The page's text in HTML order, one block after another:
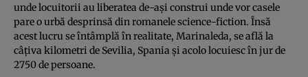
unde locuitorii au liberatea de-aşi construi unde vor casele
pare o urbă desprinsă din romanele science-fiction. Însă
acest lucru se întâmplă în realitate, Marinaleda, se află la
câţiva kilometri de Sevilia, Spania şi acolo locuiesc în jur de
2750 de persoane.